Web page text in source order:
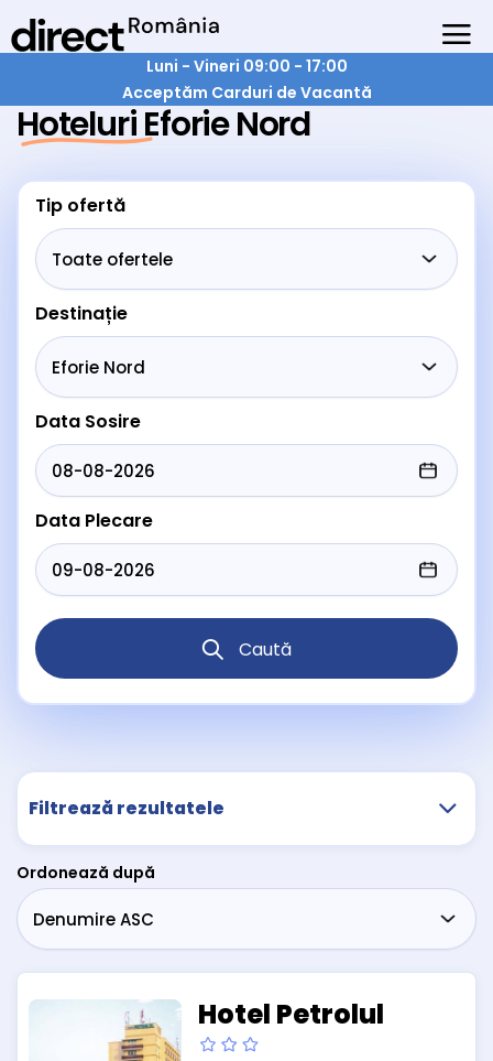
Luni - Vineri 09:00 - 17:00
Acceptăm Carduri de Vacantă
Hoteluri Eforie Nord
Tip ofertă
Destinație
Data Sosire
Data Plecare
Caută
Filtrează rezultatele
Ordonează după
Hotel Petrolul